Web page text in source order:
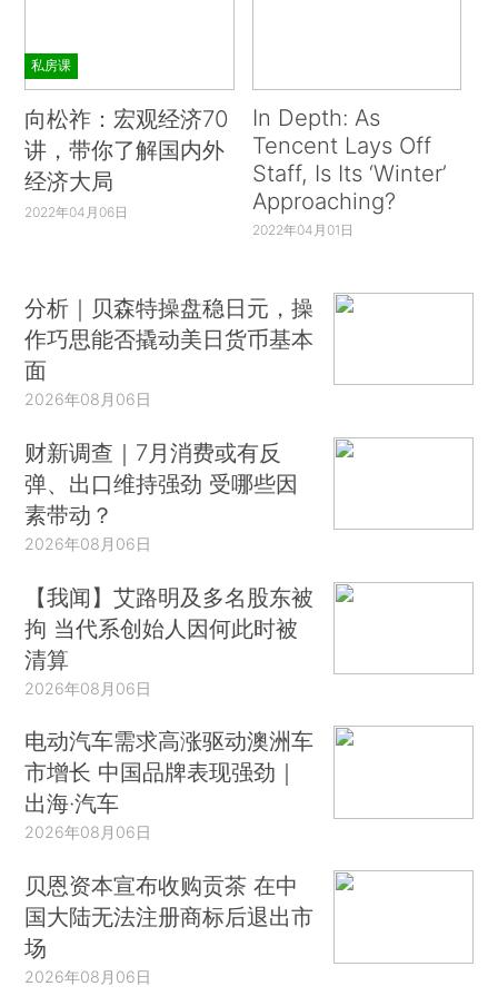
私房课
向松祚：宏观经济70
讲，带你了解国内外
经济大局
2022年04月06日
In Depth: As
Tencent Lays Off
Staff, Is Its ‘Winter’
Approaching?
2022年04月01日
分析｜贝森特操盘稳日元，操
作巧思能否撬动美日货币基本
面
2026年08月06日
财新调查｜7月消费或有反
弹、出口维持强劲 受哪些因
素带动？
2026年08月06日
【我闻】艾路明及多名股东被
拘 当代系创始人因何此时被
清算
2026年08月06日
电动汽车需求高涨驱动澳洲车
市增长 中国品牌表现强劲｜
出海·汽车
2026年08月06日
贝恩资本宣布收购贡茶 在中
国大陆无法注册商标后退出市
场
2026年08月06日